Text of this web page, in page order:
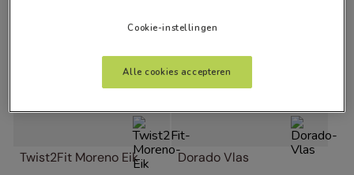
Twist2Fit Moreno Eik Dorado Vlas
Cookie-instellingen
Alle cookies accepteren